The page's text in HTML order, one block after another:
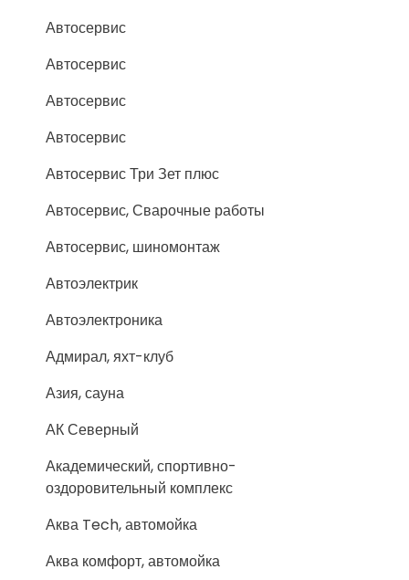
Автосервис
Автосервис
Автосервис
Автосервис
Автосервис Три Зет плюс
Автосервис, Сварочные работы
Автосервис, шиномонтаж
Автоэлектрик
Автоэлектроника
Адмирал, яхт-клуб
Азия, сауна
АК Северный
Академический, спортивно-
оздоровительный комплекс
Аква Tech, автомойка
Аква комфорт, автомойка